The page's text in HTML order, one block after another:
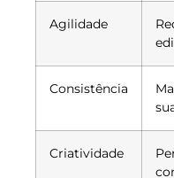
Agilidade
Consistência
Criatividade